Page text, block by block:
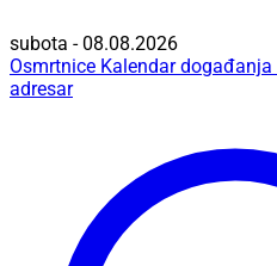
subota - 08.08.2026
Osmrtnice Kalendar događanja
adresar